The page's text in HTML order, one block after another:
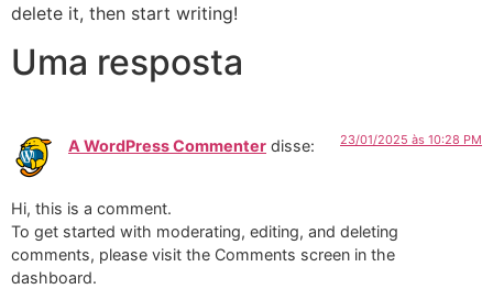
delete it, then start writing!
Uma resposta
A WordPress Commenter disse: 23/01/2025 às 10:28 PM
Hi, this is a comment.
To get started with moderating, editing, and deleting
comments, please visit the Comments screen in the
dashboard.